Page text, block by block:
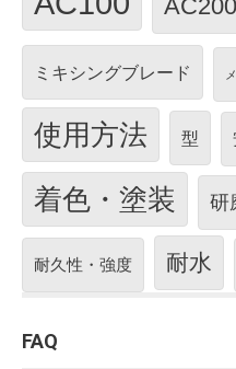
AC200
ミキシングブレード
使用方法 型
着色・塗装 研
耐久性・強度 耐水
FAQ